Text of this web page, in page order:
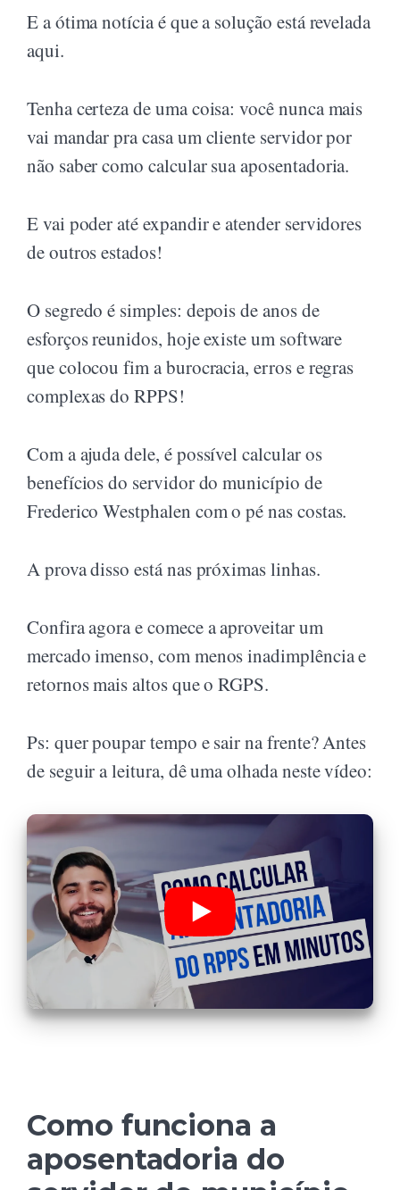
E a ótima notícia é que a solução está revelada
aqui.
Tenha certeza de uma coisa: você nunca mais
vai mandar pra casa um cliente servidor por
não saber como calcular sua aposentadoria.
E vai poder até expandir e atender servidores
de outros estados!
O segredo é simples: depois de anos de
esforços reunidos, hoje existe um software
que colocou fim a burocracia, erros e regras
complexas do RPPS!
Com a ajuda dele, é possível calcular os
benefícios do servidor do município de
Frederico Westphalen com o pé nas costas.
A prova disso está nas próximas linhas.
Confira agora e comece a aproveitar um
mercado imenso, com menos inadimplência e
retornos mais altos que o RGPS.
Ps: quer poupar tempo e sair na frente? Antes
de seguir a leitura, dê uma olhada neste vídeo:
Como funciona a
aposentadoria do